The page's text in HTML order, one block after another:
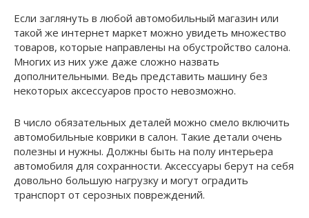
Если заглянуть в любой автомобильный магазин или
такой же интернет маркет можно увидеть множество
товаров, которые направлены на обустройство салона.
Многих из них уже даже сложно назвать
дополнительными. Ведь представить машину без
некоторых аксессуаров просто невозможно.
В число обязательных деталей можно смело включить
автомобильные коврики в салон. Такие детали очень
полезны и нужны. Должны быть на полу интерьера
автомобиля для сохранности. Аксессуары берут на себя
довольно большую нагрузку и могут оградить
транспорт от серозных повреждений.